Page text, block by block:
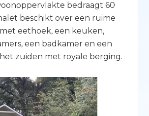
bedraagt 60
beschikt over een ruime
eethoek, een keuken,
een badkamer en een
zuiden met royale berging.